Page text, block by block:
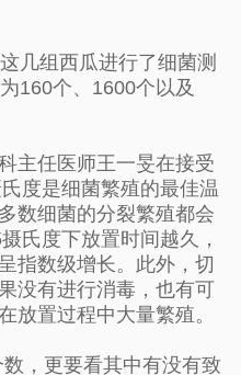
组西瓜进行了细菌测
160个、1600个以及
任医师王一旻在接受
度是细菌繁殖的最佳温
数细菌的分裂繁殖都会
氏度下放置时间越久，
指数级增长。此外，切
没有进行消毒，也有可
放置过程中大量繁殖。
，更要看其中有没有致